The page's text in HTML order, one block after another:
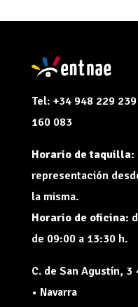
Tel: +34 948 229
160 083
Horario de taquilla:
representación
la misma.
Horario de oficina:
de 09:00 a 13:30 h.
C. de San Agustín, 3
• Navarra